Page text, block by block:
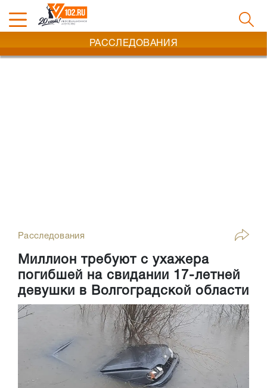
РАССЛЕДОВАНИЯ
Расследования
Миллион требуют с ухажера
погибшей на свидании 17-летней
девушки в Волгоградской области